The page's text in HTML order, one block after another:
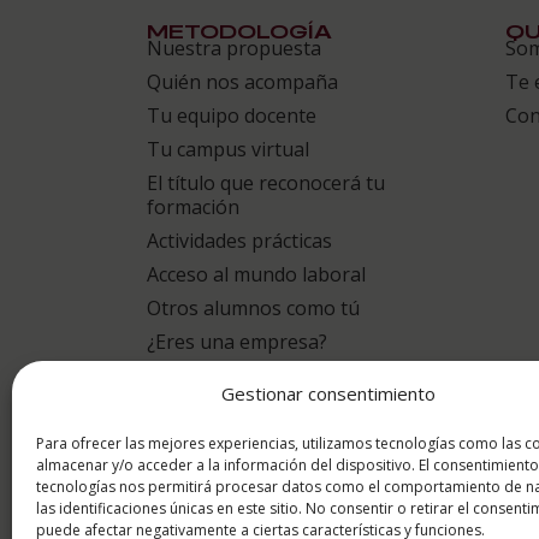
Gestionar consentimiento
Para ofrecer las mejores experiencias, utilizamos tecnologías como las
almacenar y/o acceder a la información del dispositivo. El
tecnologías nos permitirá procesar datos como el comportamiento de
las identificaciones únicas en este sitio. No consentir o retirar el
puede afectar negativamente a ciertas características y funciones.
METODOLOGÍA
Nuestra propuesta
Quién nos acompaña
Tu equipo docente
Tu campus virtual
El título que reconocerá tu
formación
Actividades prácticas
Acceso al mundo laboral
Otros alumnos como tú
¿Eres una empresa?
Te
9.4/10
basado en1331
por eKomi